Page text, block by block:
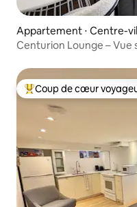
Appartement ⋅ Centre-
Centurion Lounge – Vue
Coups de cœur
Coup de cœur